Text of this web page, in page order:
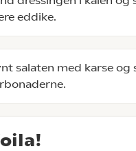
eddike.
salaten med karse og